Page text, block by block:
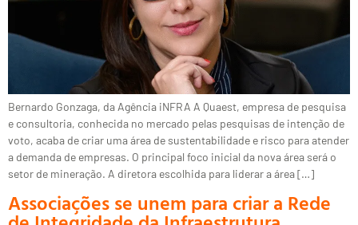
Bernardo Gonzaga, da Agência iNFRA A Quaest, empresa de pesquisa
e consultoria, conhecida no mercado pelas pesquisas de intenção de
voto, acaba de criar uma área de sustentabilidade e risco para atender
a demanda de empresas. O principal foco inicial da nova área será o
setor de mineração. A diretora escolhida para liderar a área […]
Associações se unem para criar a Rede